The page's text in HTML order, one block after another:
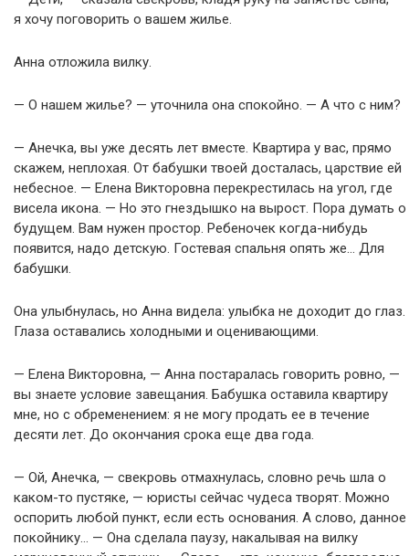
я хочу поговорить о вашем жилье.
Анна отложила вилку.
— О нашем жилье? — уточнила она спокойно. — А что с ним?
— Анечка, вы уже десять лет вместе. Квартира у вас, прямо
скажем, неплохая. От бабушки твоей досталась, царствие ей
небесное. — Елена Викторовна перекрестилась на угол, где
висела икона. — Но это гнездышко на вырост. Пора думать о
будущем. Вам нужен простор. Ребеночек когда-нибудь
появится, надо детскую. Гостевая спальня опять же… Для
бабушки.
Она улыбнулась, но Анна видела: улыбка не доходит до глаз.
Глаза оставались холодными и оценивающими.
— Елена Викторовна, — Анна постаралась говорить ровно, —
вы знаете условие завещания. Бабушка оставила квартиру
мне, но с обременением: я не могу продать ее в течение
десяти лет. До окончания срока еще два года.
— Ой, Анечка, — свекровь отмахнулась, словно речь шла о
каком-то пустяке, — юристы сейчас чудеса творят. Можно
оспорить любой пункт, если есть основания. А слово, данное
покойнику… — Она сделала паузу, накалывая на вилку